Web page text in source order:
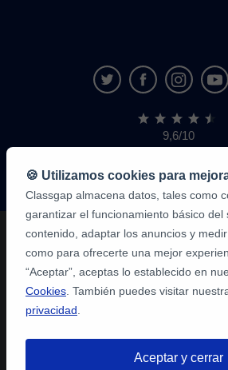
9,6/10
1.339.284
de
alumnos
🍪 Utilizamos cookies para
Classgap almacena datos, tales como
garantizar el funcionamiento básico del
contenido, adaptar los anuncios y
como para ofrecerte una mejor
“Aceptar”, aceptas lo establecido en
Cookies . También puedes visitar
privacidad
Aceptar y cerrar